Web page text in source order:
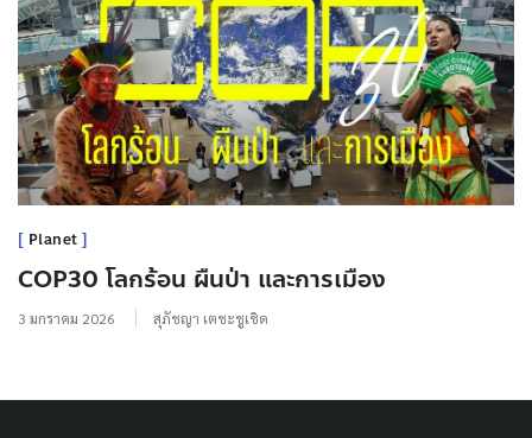
Planet
COP30 โลกร้อน ผืนป่า และการเมือง
3 มกราคม 2026 สุภัชญา เตชะชูเชิด